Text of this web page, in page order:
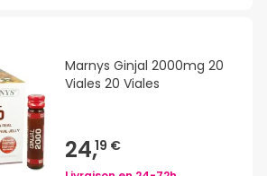
Marnys Ginjal 2000mg 20
Viales 20 Viales
24,19 €